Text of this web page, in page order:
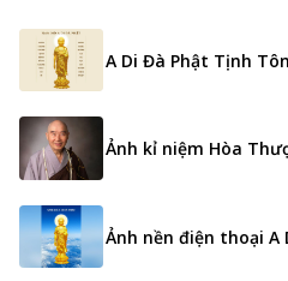
A Di Đà Phật Tịnh
Ảnh kỉ niệm Hòa
Ảnh nền điện thoại A